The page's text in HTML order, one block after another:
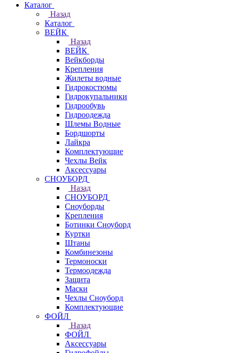
Каталог
Назад
Каталог
ВЕЙК
Назад
ВЕЙК
Вейкборды
Крепления
Жилеты водные
Гидрокостюмы
Гидрокупальники
Гидрообувь
Гидроодежда
Шлемы Водные
Бордшорты
Лайкра
Комплектующие
Чехлы Вейк
Аксессуары
СНОУБОРД
Назад
СНОУБОРД
Сноуборды
Крепления
Ботинки Сноуборд
Куртки
Штаны
Комбинезоны
Термоноски
Термоодежда
Защита
Маски
Чехлы Сноуборд
Комплектующие
ФОЙЛ
Назад
ФОЙЛ
Аксессуары